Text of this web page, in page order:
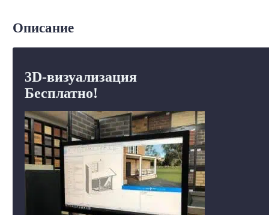
Описание
3D-визуализация
Бесплатно!